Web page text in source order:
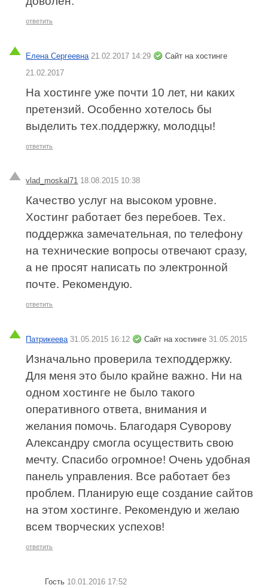
ответить
Елена Сергеевна 21.02.2017 14:29
Сайт на хостинге
21.02.2017
На хостинге уже почти 10 лет, ни каких
претензий. Особенно хотелось бы
выделить тех.поддержку, молодцы!
ответить
vlad_moskal71 18.08.2015 10:38
Качество услуг на высоком уровне.
Хостинг работает без перебоев. Тех.
поддержка замечательная, по телефону
на технические вопросы отвечают сразу,
а не просят написать по электронной
почте. Рекомендую.
ответить
Патрикеева 31.05.2015 16:12 Сайт на хостинге 31.05.2015
Изначально проверила техподдержку.
Для меня это было крайне важно. Ни на
одном хостинге не было такого
оперативного ответа, внимания и
желания помочь. Благодаря Суворову
Александру смогла осуществить свою
мечту. Спасибо огромное! Очень удобная
панель управления. Все работает без
проблем. Планирую еще создание сайтов
на этом хостинге. Рекомендую и желаю
всем творческих успехов!
ответить
Гость 10.01.2016 17:52